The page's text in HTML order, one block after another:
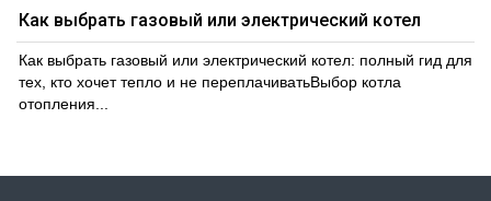
Как выбрать газовый или электрический котел
Как выбрать газовый или электрический котел: полный гид для
тех, кто хочет тепло и не переплачиватьВыбор котла
отопления...